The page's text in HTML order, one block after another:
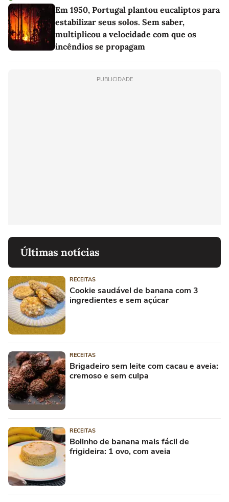
Em 1950, Portugal plantou eucaliptos para
estabilizar seus solos. Sem saber,
multiplicou a velocidade com que os
incêndios se propagam
PUBLICIDADE
Últimas notícias
RECEITAS
Cookie saudável de banana com 3
ingredientes e sem açúcar
RECEITAS
Brigadeiro sem leite com cacau e aveia:
cremoso e sem culpa
RECEITAS
Bolinho de banana mais fácil de
frigideira: 1 ovo, com aveia